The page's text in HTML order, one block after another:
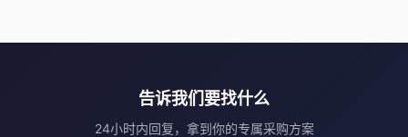
告诉我们要找什么
24小时内回复，拿到你的专属采购方案